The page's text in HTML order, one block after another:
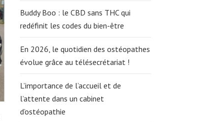
Buddy Boo : le CBD sans THC qui
redéfinit les codes du bien-être
En 2026, le quotidien des ostéopathes
évolue grâce au télésecrétariat !
L’importance de l’accueil et de
l’attente dans un cabinet
d’ostéopathie